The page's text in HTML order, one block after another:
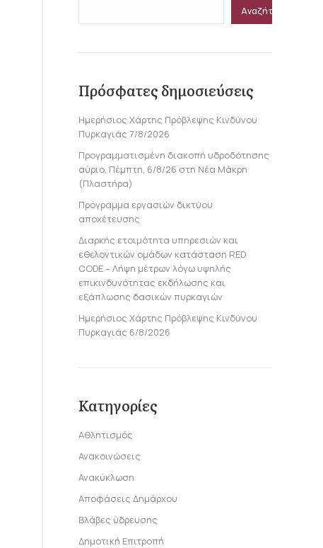
Αναζήτηση
Πρόσφατες δημοσιεύσεις
Ημερήσιος Χάρτης Πρόβλεψης Κινδύνου
Πυρκαγιάς 7/8/2026
Προγραμματισμένη διακοπή υδροδότησης
αύριο, Πέμπτη, 6/8/26 στη Νέα Μάκρη
(Πλαστήρα)
Πρόγραμμα εργασιών δικτύου
αποχέτευσης
Διαρκής ετοιμότητα υπηρεσιών και
εθελοντικών ομάδων κατάσταση RED
CODE – Λήψη μέτρων λόγω υψηλής
επικινδυνότητας εκδήλωσης και
εξάπλωσης δασικών πυρκαγιών
Ημερήσιος Χάρτης Πρόβλεψης Κινδύνου
Πυρκαγιάς 6/8/2026
Κατηγορίες
Αθλητισμός
Ανακοινώσεις
Ανακύκλωση
Αποφάσεις Δημάρχου
Βλάβες ύδρευσης
Δημοτική Επιτροπή